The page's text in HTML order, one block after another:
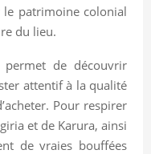
patrimoine colonial
du lieu.
permet de découvrir
attentif à la qualité
Pour respirer
et de Karura, ainsi
de vraies bouffées